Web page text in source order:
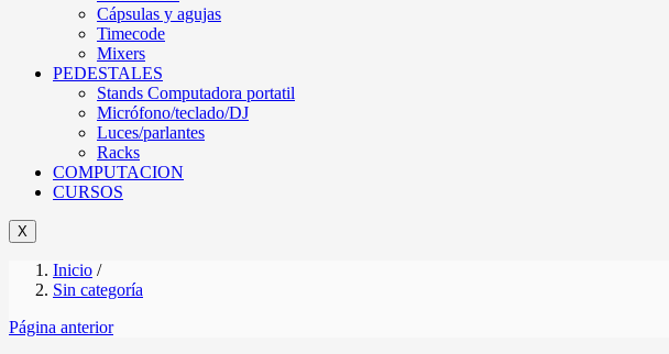
Cápsulas y agujas
Timecode
Mixers
PEDESTALES
Stands Computadora portatil
Micrófono/teclado/DJ
Luces/parlantes
Racks
COMPUTACION
CURSOS
X
Inicio /
Sin categoría
Página anterior